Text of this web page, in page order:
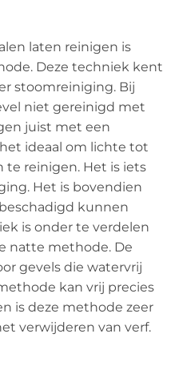
laten reinigen is
Deze techniek kent
stoomreiniging. Bij
niet gereinigd met
juist met een
ideaal om lichte tot
reinigen. Het is iets
Het is bovendien
kunnen
is onder te verdelen
natte methode. De
gevels die watervrij
kan vrij precies
is deze methode zeer
verwijderen van verf.